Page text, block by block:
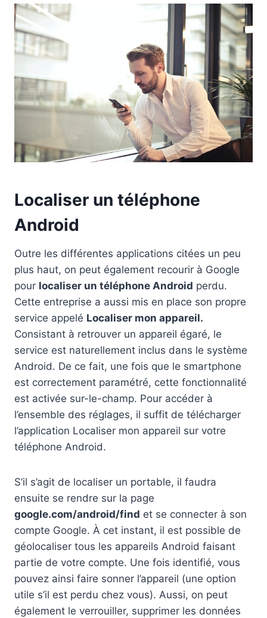
Localiser un téléphone
Android
Outre les différentes applications citées un peu
plus haut, on peut également recourir à Google
pour localiser un téléphone Android perdu.
Cette entreprise a aussi mis en place son propre
service appelé Localiser mon appareil.
Consistant à retrouver un appareil égaré, le
service est naturellement inclus dans le système
Android. De ce fait, une fois que le smartphone
est correctement paramétré, cette fonctionnalité
est activée sur-le-champ. Pour accéder à
l’ensemble des réglages, il suffit de télécharger
l’application Localiser mon appareil sur votre
téléphone Android.
S’il s’agit de localiser un portable, il faudra
ensuite se rendre sur la page
google.com/android/find et se connecter à son
compte Google. À cet instant, il est possible de
géolocaliser tous les appareils Android faisant
partie de votre compte. Une fois identifié, vous
pouvez ainsi faire sonner l’appareil (une option
utile s’il est perdu chez vous). Aussi, on peut
également le verrouiller, supprimer les données